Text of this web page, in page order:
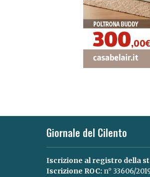
Giornale del Cilento
Iscrizione al registro della
Iscrizione ROC: n° 33606/